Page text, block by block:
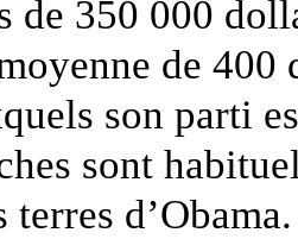
de 350 000
de 400
son parti
sont
terres d’Obama.